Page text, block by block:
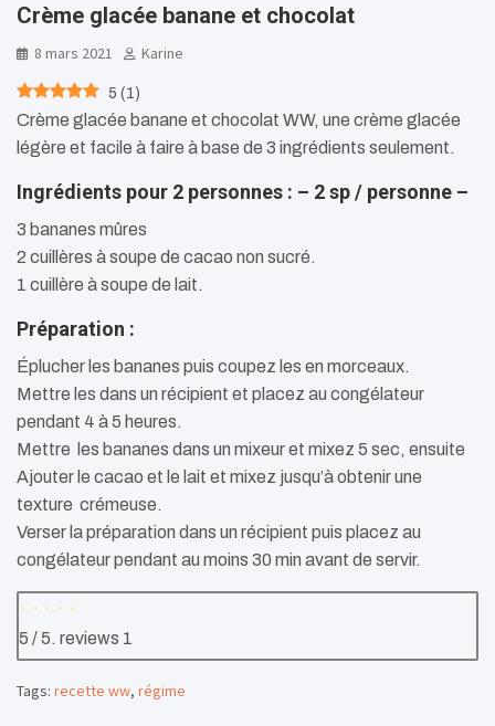
Crème glacée banane et chocolat
8 mars 2021 Karine
5 (1 )
Crème glacée banane et chocolat WW, une crème glacée
légère et facile à faire à base de 3 ingrédients seulement.
Ingrédients pour 2 personnes : – 2 sp / personne –
3 bananes mûres
2 cuillères à soupe de cacao non sucré.
1 cuillère à soupe de lait.
Préparation :
Éplucher les bananes puis coupez les en morceaux.
Mettre les dans un récipient et placez au congélateur
pendant 4 à 5 heures.
Mettre les bananes dans un mixeur et mixez 5 sec, ensuite
Ajouter le cacao et le lait et mixez jusqu’à obtenir une
texture crémeuse.
Verser la préparation dans un récipient puis placez au
congélateur pendant au moins 30 min avant de servir.
5 / 5. reviews 1
Tags: recette ww, régime